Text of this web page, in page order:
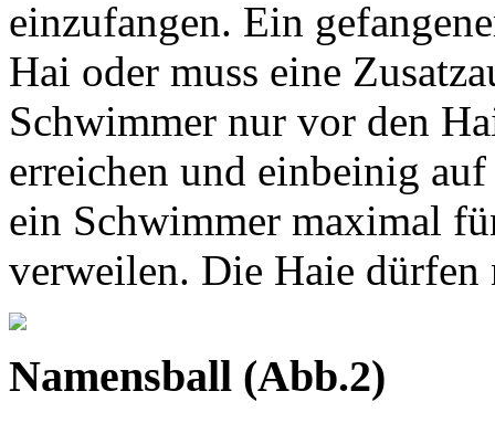
einzufangen. Ein
Hai oder muss eine
Schwimmer nur vor den
erreichen und einbeinig
ein Schwimmer maximal
verweilen. Die Haie
Namensball (Abb.2)